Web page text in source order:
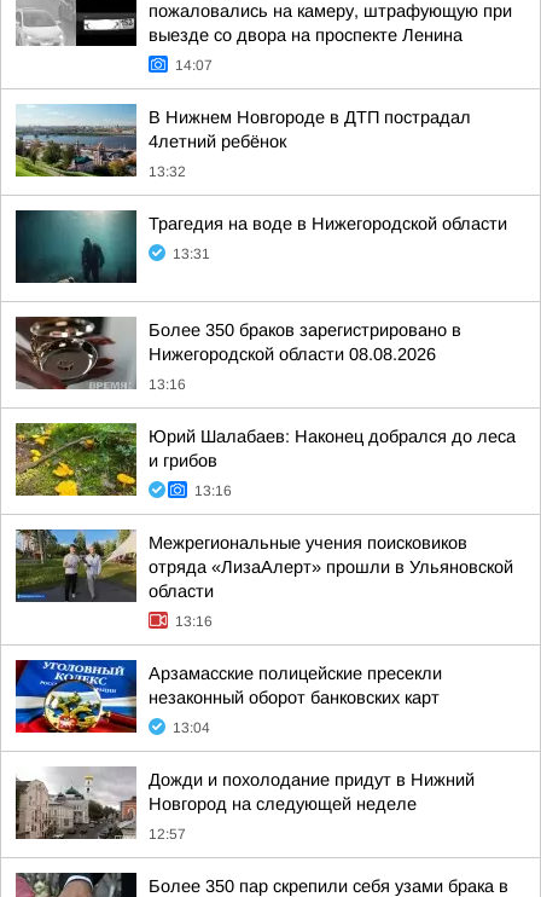
пожаловались на камеру, штрафующую при
выезде со двора на проспекте Ленина
14:07
В Нижнем Новгороде в ДТП пострадал
4летний ребёнок
13:32
Трагедия на воде в Нижегородской области
13:31
Более 350 браков зарегистрировано в
Нижегородской области 08.08.2026
13:16
Юрий Шалабаев: Наконец добрался до леса
и грибов
13:16
Межрегиональные учения поисковиков
отряда «ЛизаАлерт» прошли в Ульяновской
области
13:16
Арзамасские полицейские пресекли
незаконный оборот банковских карт
13:04
Дожди и похолодание придут в Нижний
Новгород на следующей неделе
12:57
Более 350 пар скрепили себя узами брака в